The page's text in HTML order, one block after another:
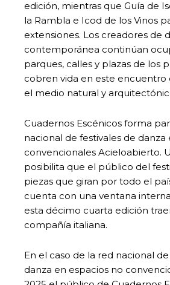
edición, mientras que Guía de
la Rambla e Icod de los Vinos
extensiones. Los creadores de
contemporánea continúan
parques, calles y plazas de los
cobren vida en este encuentro
el medio natural y
Cuadernos Escénicos forma
nacional de festivales de danza
convencionales Acieloabierto.
posibilita que el público del
piezas que giran por todo el
cuenta con una ventana
esta décimo cuarta edición
compañía italiana.
En el caso de la red nacional
danza en espacios no